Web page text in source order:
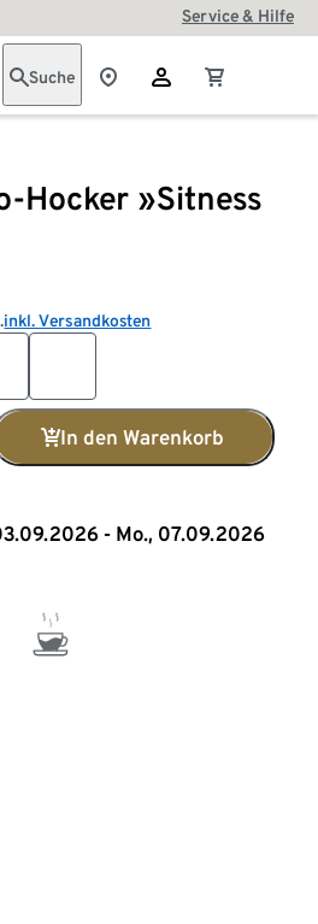
Service & Hilfe
Suche
Hocker »Sitness
inkl. Versandkosten
In den Warenkorb
- Mo., 07.09.2026